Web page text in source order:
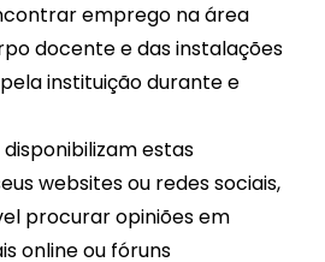
emprego na área
docente e das instalações
instituição durante e
estas
websites ou redes sociais,
procurar opiniões em
online ou fóruns